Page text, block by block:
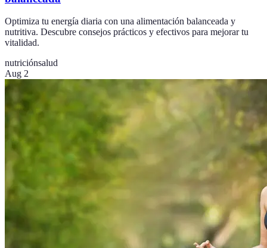
Optimiza tu energía diaria con una alimentación balanceada y
nutritiva. Descubre consejos prácticos y efectivos para mejorar tu
vitalidad.
nutriciónsalud
Aug 2